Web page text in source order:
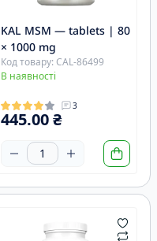
KAL MSM — tablets | 80
× 1000 mg
Код товару: CAL-86499
В наявності
3
445.00 ₴